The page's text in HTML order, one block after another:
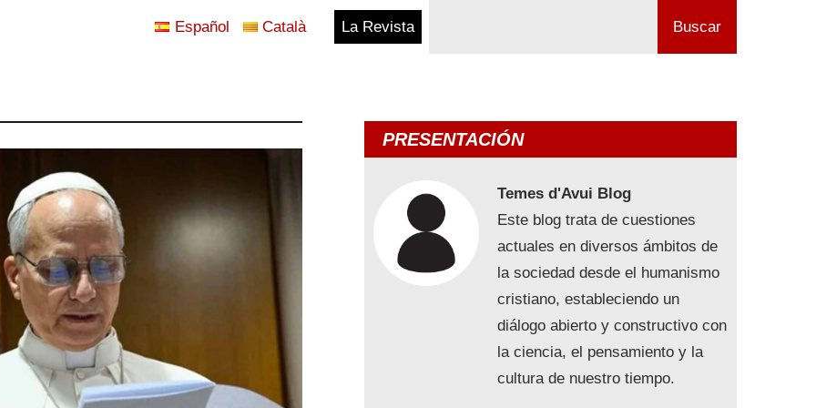
d'Avui
Buscar
Español Català La Revista
PRESENTACIÓN
Temes d'Avui Blog
Este blog trata de cuestiones
actuales en diversos ámbitos de
la sociedad desde el humanismo
cristiano, estableciendo un
diálogo abierto y constructivo con
la ciencia, el pensamiento y la
cultura de nuestro tiempo.